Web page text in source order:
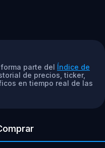
parte del Índice de
de precios, ticker,
en tiempo real de las